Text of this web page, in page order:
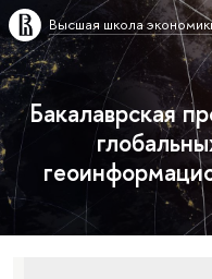
Высшая школа
Бакалаврская